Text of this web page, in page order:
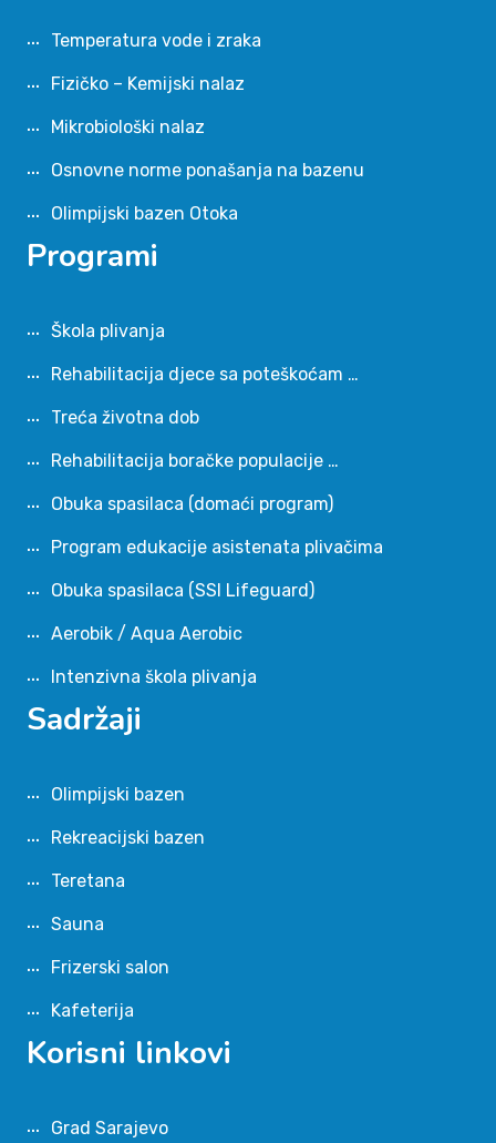
Temperatura vode i zraka
Fizičko – Kemijski nalaz
Mikrobiološki nalaz
Osnovne norme ponašanja na bazenu
Olimpijski bazen Otoka
Programi
Škola plivanja
Rehabilitacija djece sa poteškoćam …
Treća životna dob
Rehabilitacija boračke populacije …
Obuka spasilaca (domaći program)
Program edukacije asistenata plivačima
Obuka spasilaca (SSI Lifeguard)
Aerobik / Aqua Aerobic
Intenzivna škola plivanja
Sadržaji
Olimpijski bazen
Rekreacijski bazen
Teretana
Sauna
Frizerski salon
Kafeterija
Korisni linkovi
Grad Sarajevo